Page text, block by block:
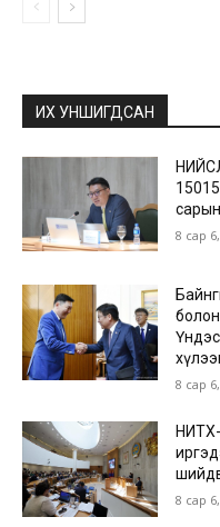
ИХ УНШИГДСАН
8 сар
8 сар
8 сар